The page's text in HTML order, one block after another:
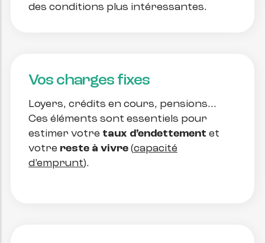
des conditions plus intéressantes.
Vos charges fixes
Loyers, crédits en cours, pensions…
Ces éléments sont essentiels pour
estimer votre taux d’endettement et
votre reste à vivre (capacité
d’emprunt).